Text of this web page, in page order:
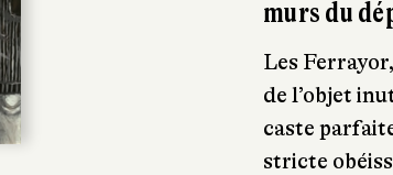
murs du
Les
de l’objet
caste
stricte